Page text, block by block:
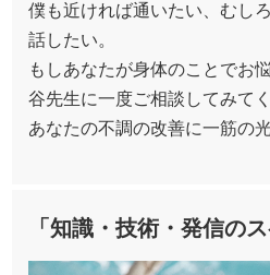
僕も近ければ通いたい、むし
話したい。
もしあなたが身体のことでお
谷先生に一度ご相談してみてく
あなたの不調の改善に一筋の
「知識・技術・発信の